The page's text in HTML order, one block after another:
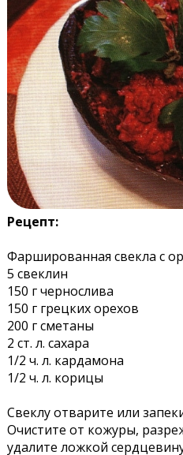
Рецепт:
Фаршированная свекла с
5 свеклин
150 г чернослива
150 г грецких орехов
200 г сметаны
2 ст. л. сахара
1/2 ч. л. кардамона
1/2 ч. л. корицы
Свеклу отварите или
Очистите от кожуры,
удалите ложкой